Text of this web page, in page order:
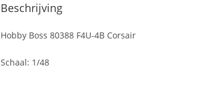
Beschrijving
Hobby Boss 80388 F4U-4B Corsair
Schaal: 1/48